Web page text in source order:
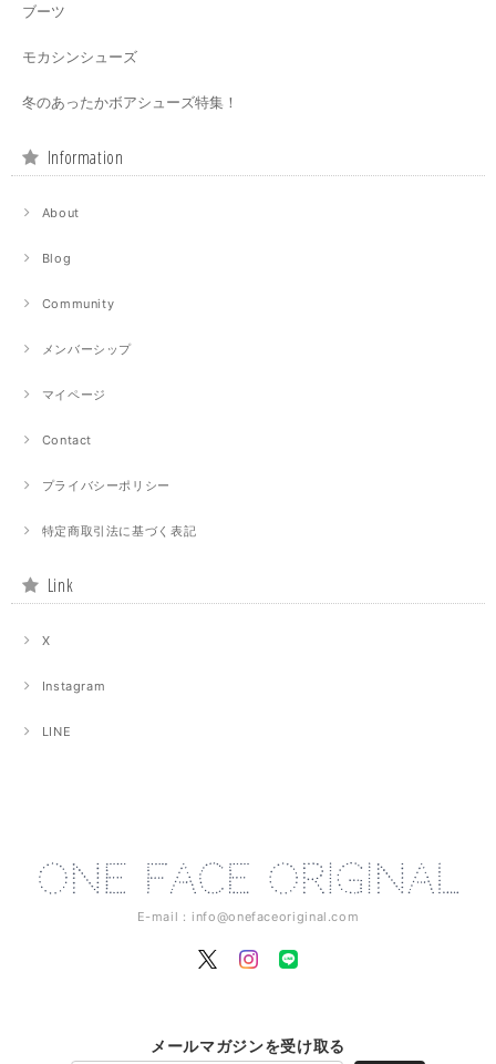
ブーツ
モカシンシューズ
冬のあったかボアシューズ特集！
Information
About
Blog
Community
メンバーシップ
マイページ
Contact
プライバシーポリシー
特定商取引法に基づく表記
Link
X
Instagram
LINE
E-mail： info@onefaceoriginal.com
メールマガジンを受け取る